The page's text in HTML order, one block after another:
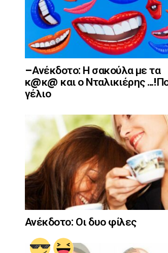
–Ανέκδοτο: Η σακούλα με τα
κ@κ@ και ο Νταλικιέρης
γέλιο
Ανέκδοτο: Οι δυο φίλες